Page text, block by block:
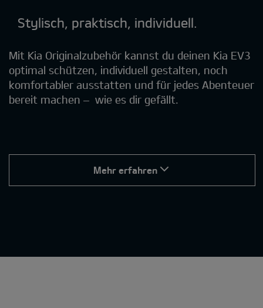
Stylisch, praktisch, individuell.
Mit Kia Originalzubehör kannst du deinen Kia EV3
optimal schützen, individuell gestalten, noch
komfortabler ausstatten und für jedes Abenteuer
bereit machen – wie es dir gefällt.
Mehr erfahren